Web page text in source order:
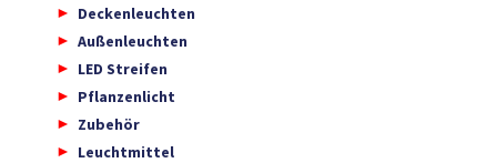
Deckenleuchten
Außenleuchten
LED Streifen
Pflanzenlicht
Zubehör
Leuchtmittel